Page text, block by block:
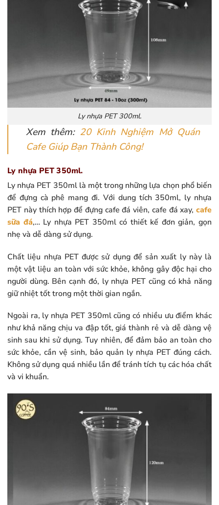
Ly nhựa PET 300ml.
Xem thêm: 20 Kinh Nghiệm Mở Quán
Cafe Giúp Bạn Thành Công!
Ly nhựa PET 350ml.
Ly nhựa PET 350ml là một trong những lựa chọn phổ biến
để đựng cà phê mang đi. Với dung tích 350ml, ly nhựa
PET này thích hợp để đựng cafe đá viên, cafe đá xay, cafe
sữa đá,… Ly nhựa PET 350ml có thiết kế đơn giản, gọn
nhẹ và dễ dàng sử dụng.
Chất liệu nhựa PET được sử dụng để sản xuất ly này là
một vật liệu an toàn với sức khỏe, không gây độc hại cho
người dùng. Bên cạnh đó, ly nhựa PET cũng có khả năng
giữ nhiệt tốt trong một thời gian ngắn.
Ngoài ra, ly nhựa PET 350ml cũng có nhiều ưu điểm khác
như khả năng chịu va đập tốt, giá thành rẻ và dễ dàng vệ
sinh sau khi sử dụng. Tuy nhiên, để đảm bảo an toàn cho
sức khỏe, cần vệ sinh, bảo quản ly nhựa PET đúng cách.
Không sử dụng quá nhiều lần để tránh tích tụ các hóa chất
và vi khuẩn.